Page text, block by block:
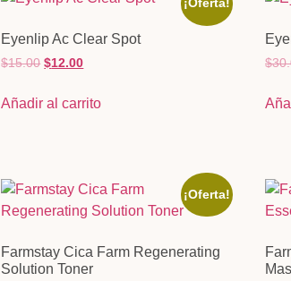
¡Oferta!
Eyenlip Ac Clear Spot
$15.00 $12.00
Añadir al carrito
$
¡Oferta!
Farmstay Cica Farm Regenerating
Solution Toner